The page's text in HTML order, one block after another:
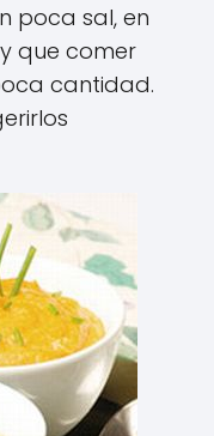
poca sal, en
que comer
cantidad.